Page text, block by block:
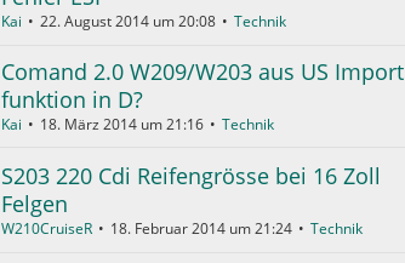
Kai 22. August 2014 um 20:08 Technik
Comand 2.0 W209/W203 aus US Import
funktion in D?
Kai 18. März 2014 um 21:16 Technik
S203 220 Cdi Reifengrösse bei 16 Zoll
Felgen
W210CruiseR 18. Februar 2014 um 21:24 Technik